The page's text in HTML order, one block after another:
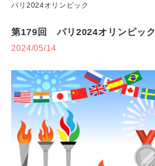
パリ2024オリンピック
第179回 パリ2024オリンピック
2024/05/14